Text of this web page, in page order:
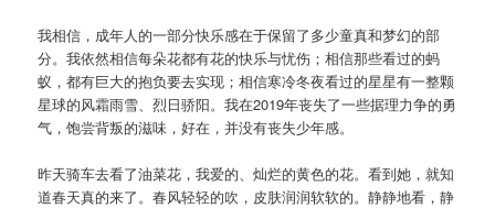
我相信，成年人的一部分快乐感在于保留了多少童真和梦幻的部
分。我依然相信每朵花都有花的快乐与忧伤；相信那些看过的蚂
蚁，都有巨大的抱负要去实现；相信寒冷冬夜看过的星星有一整颗
星球的风霜雨雪、烈日骄阳。我在2019年丧失了一些据理力争的勇
气，饱尝背叛的滋味，好在，并没有丧失少年感。
昨天骑车去看了油菜花，我爱的、灿烂的黄色的花。看到她，就知
道春天真的来了。春风轻轻的吹，皮肤润润软软的。静静地看，静